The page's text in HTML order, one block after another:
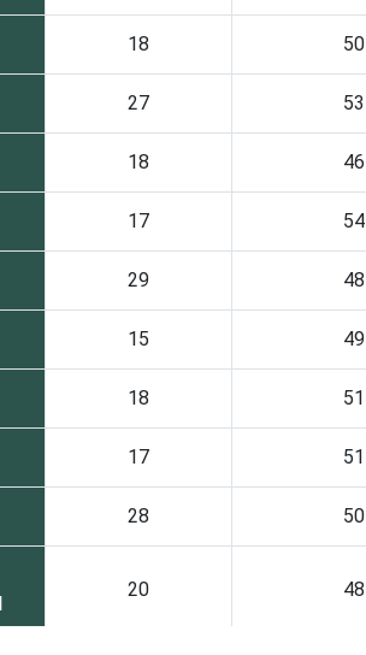
18 50
27 53
18 46
17 54
29 48
15 49
18 51
17 51
28 50
20 48